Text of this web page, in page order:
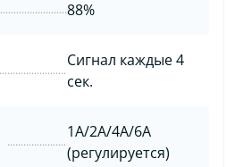
88%
Сигнал каждые 4
сек.
1A/2A/4A/6A
(регулируется)